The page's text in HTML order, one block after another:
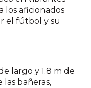
los aficionados
el fútbol y su
largo y 1.8 m de
las bañeras,